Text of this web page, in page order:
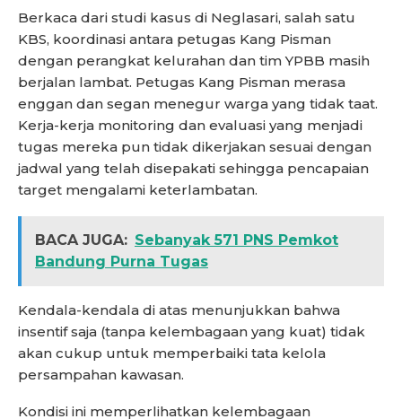
Berkaca dari studi kasus di Neglasari, salah satu
KBS, koordinasi antara petugas Kang Pisman
dengan perangkat kelurahan dan tim YPBB masih
berjalan lambat. Petugas Kang Pisman merasa
enggan dan segan menegur warga yang tidak taat.
Kerja-kerja monitoring dan evaluasi yang menjadi
tugas mereka pun tidak dikerjakan sesuai dengan
jadwal yang telah disepakati sehingga pencapaian
target mengalami keterlambatan.
BACA JUGA: Sebanyak 571 PNS Pemkot
Bandung Purna Tugas
Kendala-kendala di atas menunjukkan bahwa
insentif saja (tanpa kelembagaan yang kuat) tidak
akan cukup untuk memperbaiki tata kelola
persampahan kawasan.
Kondisi ini memperlihatkan kelembagaan